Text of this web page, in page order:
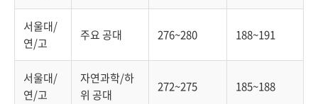
서울대/
연/고
주요 공대 276~280 188~191
서울대/
연/고
자연과학/하
위 공대
272~275 185~188